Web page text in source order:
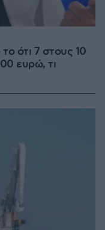
ότι 7 στους 10
ευρώ, τι